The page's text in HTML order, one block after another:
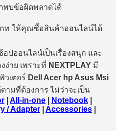
พบข้อผิดพลาดได้
ท ให้คุณซื้อสินค้าออนไลน์ได้
ปออนไลน์เป็นเรื่องสนุก และ
ง่าย เพราะที่ NEXTPLAY มี
วเตอร์ Dell Acer hp Asus Msi
มที่ต้องการ ไม่ว่าจะเป็น
All-in-one Notebook
/ Adapter Accessories